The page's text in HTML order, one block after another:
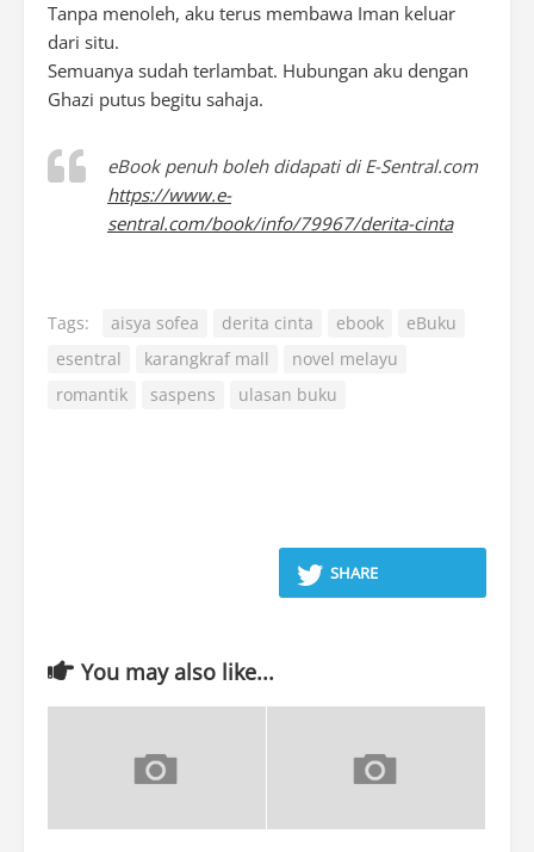
Tanpa menoleh, aku terus membawa Iman keluar
dari situ.
Semuanya sudah terlambat. Hubungan aku dengan
Ghazi putus begitu sahaja.
eBook penuh boleh didapati di E-Sentral.com
https://www.e-
sentral.com/book/info/79967/derita-cinta
Tags: aisya sofea derita cinta ebook
eBuku
esentral
karangkraf mall
novel melayu
romantik
saspens ulasan buku
SHARE
You may also like...